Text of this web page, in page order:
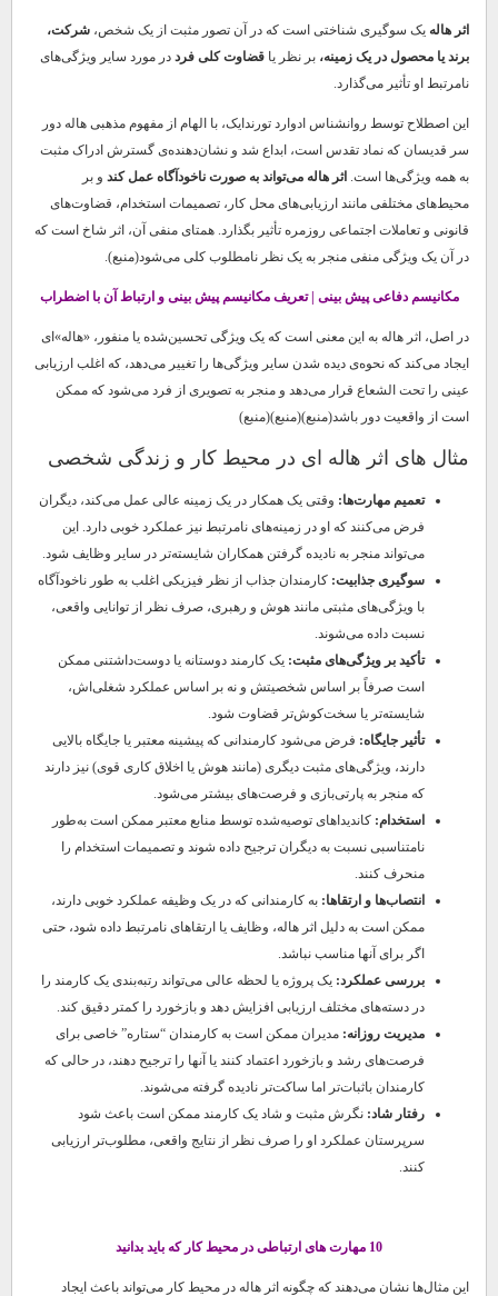
اثر هاله یک سوگیری شناختی است که در آن تصور مثبت از یک شخص، شرکت،
برند یا محصول در یک زمینه، بر نظر یا قضاوت کلی فرد در مورد سایر ویژگی‌های
نامرتبط او تأثیر می‌گذارد.
این اصطلاح توسط روانشناس ادوارد تورندایک، با الهام از مفهوم مذهبی هاله دور
سر قدیسان که نماد تقدس است، ابداع شد و نشان‌دهنده‌ی گسترش ادراک مثبت
به همه ویژگی‌ها است. اثر هاله می‌تواند به صورت ناخودآگاه عمل کند و بر
محیط‌های مختلفی مانند ارزیابی‌های محل کار، تصمیمات استخدام، قضاوت‌های
قانونی و تعاملات اجتماعی روزمره تأثیر بگذارد. همتای منفی آن، اثر شاخ است که
در آن یک ویژگی منفی منجر به یک نظر نامطلوب کلی می‌شود(منبع).
مکانیسم دفاعی پیش بینی | تعریف مکانیسم پیش بینی و ارتباط آن با اضطراب
در اصل، اثر هاله به این معنی است که یک ویژگی تحسین‌شده یا منفور، «هاله»‌ای
ایجاد می‌کند که نحوه‌ی دیده شدن سایر ویژگی‌ها را تغییر می‌دهد، که اغلب ارزیابی
عینی را تحت الشعاع قرار می‌دهد و منجر به تصویری از فرد می‌شود که ممکن
است از واقعیت دور باشد(منبع)(منبع)(منبع)
مثال های اثر هاله ای در محیط کار و زندگی شخصی
تعمیم مهارت‌ها: وقتی یک همکار در یک زمینه عالی عمل می‌کند، دیگران
فرض می‌کنند که او در زمینه‌های نامرتبط نیز عملکرد خوبی دارد. این
می‌تواند منجر به نادیده گرفتن همکاران شایسته‌تر در سایر وظایف شود.
سوگیری جذابیت: کارمندان جذاب از نظر فیزیکی اغلب به طور ناخودآگاه
با ویژگی‌های مثبتی مانند هوش و رهبری، صرف نظر از توانایی واقعی،
نسبت داده می‌شوند.
تأکید بر ویژگی‌های مثبت: یک کارمند دوستانه یا دوست‌داشتنی ممکن
است صرفاً بر اساس شخصیتش و نه بر اساس عملکرد شغلی‌اش،
شایسته‌تر یا سخت‌کوش‌تر قضاوت شود.
تأثیر جایگاه: فرض می‌شود کارمندانی که پیشینه معتبر یا جایگاه بالایی
دارند، ویژگی‌های مثبت دیگری (مانند هوش یا اخلاق کاری قوی) نیز دارند
که منجر به پارتی‌بازی و فرصت‌های بیشتر می‌شود.
استخدام: کاندیداهای توصیه‌شده توسط منابع معتبر ممکن است به‌طور
نامتناسبی نسبت به دیگران ترجیح داده شوند و تصمیمات استخدام را
منحرف کنند.
انتصاب‌ها و ارتقاها: به کارمندانی که در یک وظیفه عملکرد خوبی دارند،
ممکن است به دلیل اثر هاله، وظایف یا ارتقاهای نامرتبط داده شود، حتی
اگر برای آنها مناسب نباشد.
بررسی عملکرد: یک پروژه یا لحظه عالی می‌تواند رتبه‌بندی یک کارمند را
در دسته‌های مختلف ارزیابی افزایش دهد و بازخورد را کمتر دقیق کند.
مدیریت روزانه: مدیران ممکن است به کارمندان “ستاره” خاصی برای
فرصت‌های رشد و بازخورد اعتماد کنند یا آنها را ترجیح دهند، در حالی که
کارمندان باثبات‌تر اما ساکت‌تر نادیده گرفته می‌شوند.
رفتار شاد: نگرش مثبت و شاد یک کارمند ممکن است باعث شود
سرپرستان عملکرد او را صرف نظر از نتایج واقعی، مطلوب‌تر ارزیابی
کنند.
10 مهارت های ارتباطی در محیط کار که باید بدانید
این مثال‌ها نشان می‌دهند که چگونه اثر هاله در محیط کار می‌تواند باعث ایجاد